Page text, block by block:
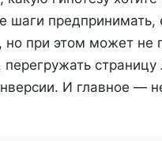
шаги
но при этом может не
перегружать
И главное —